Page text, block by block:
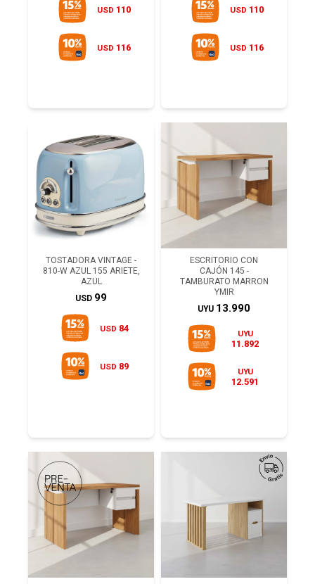
USD 110
USD 116
USD 110
USD 116
TOSTADORA VINTAGE -
810-W AZUL 155 ARIETE,
AZUL
USD 99
USD 84
USD 89
ESCRITORIO CON
CAJÓN 145 -
TAMBURATO MARRON
YMIR
UYU 13.990
UYU
11.892
UYU
12.591